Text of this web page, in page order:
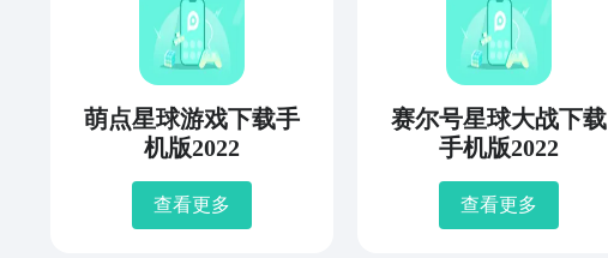
萌点星球游戏下载手
机版2022
查看更多
赛尔号星球大战下载
手机版2022
查看更多